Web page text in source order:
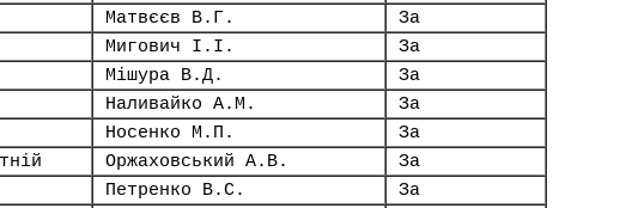
Матвєєв В.Г.
За
Мигович І.І.
За
Мішура В.Д.
За
Наливайко А.М.
За
Носенко М.П.
За
Оржаховський А.В.
За
Петренко В.С.
За